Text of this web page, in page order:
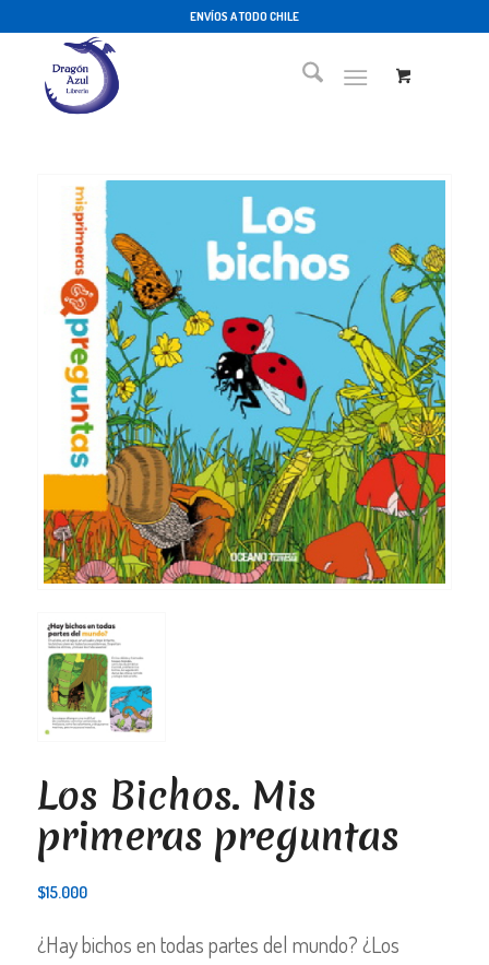
ENVÍOS A TODO CHILE
Los Bichos. Mis
primeras preguntas
$15.000
¿Hay bichos en todas partes del mundo? ¿Los